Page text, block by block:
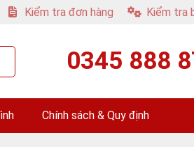
Kiểm tra đơn hàng Kiểm tra
0345 888
Chính sách & Quy định